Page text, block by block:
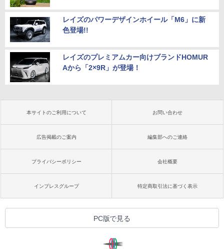
レイズのパワーデザインホイール「M6」に新
色登場!!
レイズのプレミアムカー向けブランドHOMUR
Aから「2×9R」が登場！
本サイトのご利用について お問い合わせ
広告掲載のご案内 編集部へのご連絡
プライバシーポリシー 会社概要
インプレスグループ 特定商取引法に基づく表示
PC版で見る